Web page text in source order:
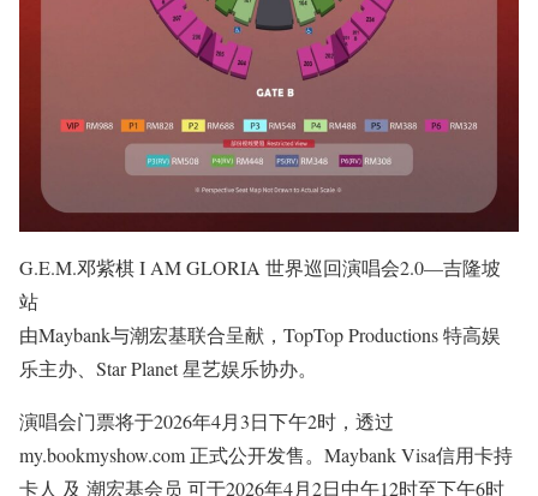
G.E.M.邓紫棋 I AM GLORIA 世界巡回演唱会2.0—吉隆坡
站
由Maybank与潮宏基联合呈献，TopTop Productions 特高娱
乐主办、Star Planet 星艺娱乐协办。
演唱会门票将于2026年4月3日下午2时，透过
my.bookmyshow.com 正式公开发售。Maybank Visa信用卡持
卡人 及 潮宏基会员 可于2026年4月2日中午12时至下午6时